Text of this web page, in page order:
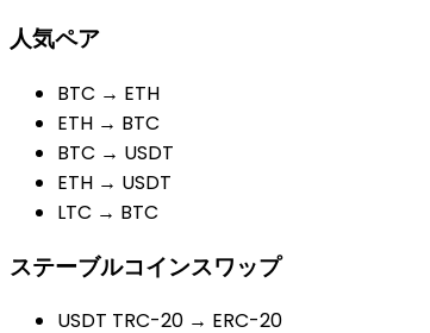
人気ペア
BTC → ETH
ETH → BTC
BTC → USDT
ETH → USDT
LTC → BTC
ステーブルコインスワップ
USDT TRC-20 → ERC-20